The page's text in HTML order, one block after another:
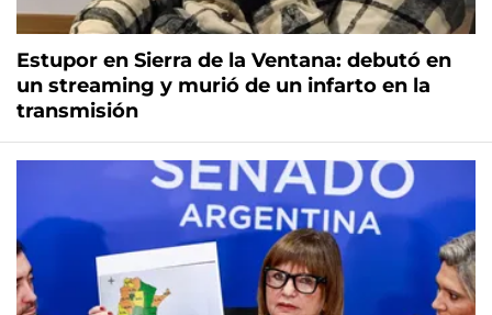
Estupor en Sierra de la Ventana: debutó en
un streaming y murió de un infarto en la
transmisión